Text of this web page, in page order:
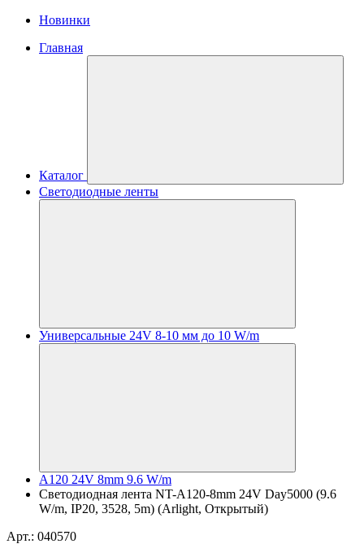
Новинки
Главная
Каталог
Светодиодные ленты
Универсальные 24V 8-10 мм до 10 W/m
A120 24V 8mm 9.6 W/m
Светодиодная лента NT-A120-8mm 24V Day5000 (9.6
W/m, IP20, 3528, 5m) (Arlight, Открытый)
Арт.: 040570